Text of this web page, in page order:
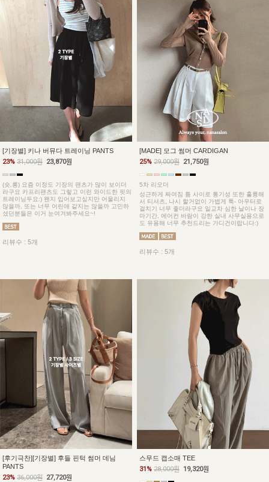
[기장별] 키나 버뮤다 트레이닝 PANTS
23% 31,000원 23,870원
(숏,롱) 요즘 이정도 기장의 팬츠가 많이 보이더
라구요 카프리팬츠도 그렇고 이런 와이드한 핏의
트레이닝두요:) 왠지 입어보고싶지만 어울리지
않을까, 또는 너무 어린애 같지는 않을까 고민하
셨던분들은 이거 눈여겨봐주세요~!
리뷰수 : 5개
[MADE] 모그 썸머 CARDIGAN
25% 29,000원 21,750원
5차 리오더
성근하게 짜여짐 틈 사이로 통기성 또한 훌륭해
서 티셔츠, 나시 할거없이 가볍게 툭- 아우터로
걸치기 너무 좋더라구요 일교차 심한 날이나 장
마기간, 에어컨 바람이 강한 실내 사무실용으로
도 유용해 너무 추천드리는 가디건이랍니다:)
리뷰수 : 5개
[후기극찬][기장별] 후들 핀턱 썸머 데님
PANTS
23% 36,000원 27,720원
스무드 캡소매 TEE
31% 28,000원 19,320원